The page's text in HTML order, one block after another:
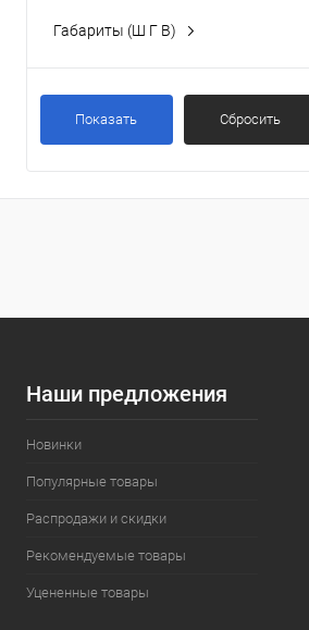
Габариты (Ш Г В)
100x80x195 см
120x90x195 см(2)
Показать Сбросить
Наши предложения
Новинки
Популярные товары
Распродажи и скидки
Рекомендуемые товары
Уцененные товары